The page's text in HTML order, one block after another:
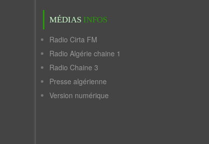
MÉDIAS INFOS
Radio Cirta FM
Radio Algérie chaine 1
Radio Chaine 3
Presse algérienne
Version numérique